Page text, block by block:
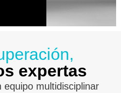
expertas
equipo multidisciplinar